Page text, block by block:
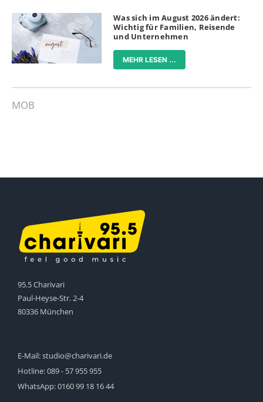
Was sich im August 2026 ändert:
Wichtig für Familien, Reisende
und Unternehmen
MEHR LESEN ...
MOB
95.5 Charivari
Paul-Heyse-Str. 2-4
80336 München
E-Mail:studio@charivari.de
Hotline:089 - 57 955 955
WhatsApp:0160 99 18 16 44